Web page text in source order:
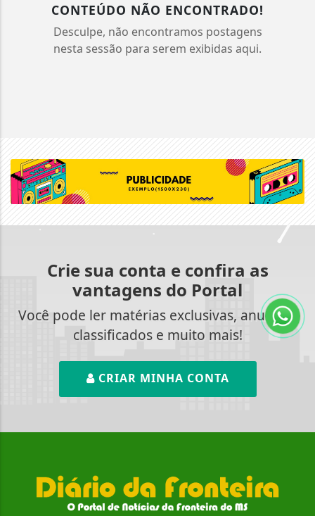
CONTEÚDO NÃO ENCONTRADO!
Desculpe, não encontramos postagens
nesta sessão para serem exibidas aqui.
Crie sua conta e confira as
vantagens do Portal
Você pode ler matérias exclusivas, anunciar
classificados e muito mais!
CRIAR MINHA CONTA